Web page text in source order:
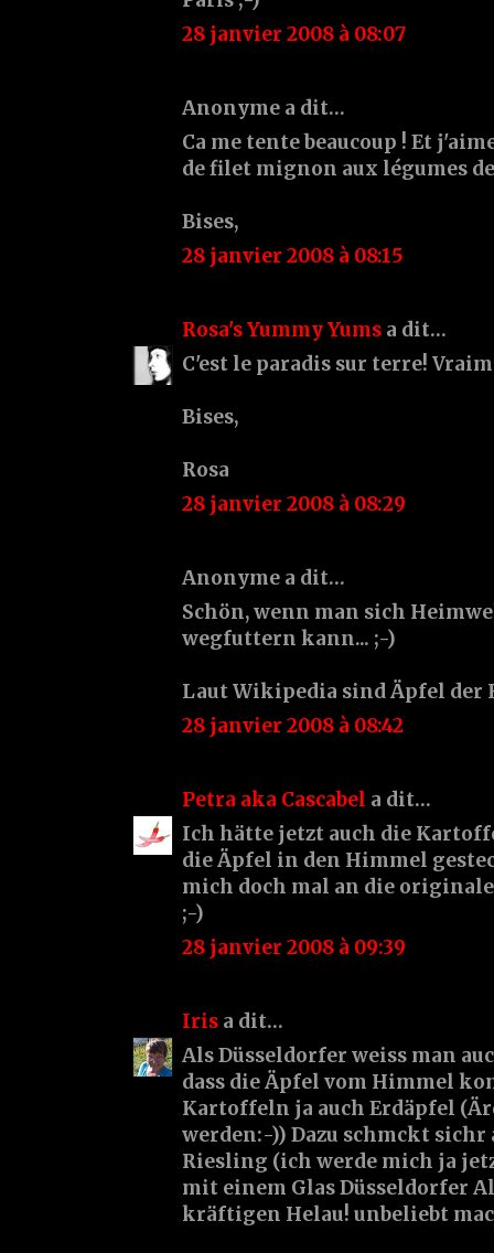
28 janvier 2008 à 08:07
Anonyme a dit…
Ca me tente beaucoup ! Et
de filet mignon aux légumes
Bises,
28 janvier 2008 à 08:15
Rosa's Yummy Yums a dit…
C'est le paradis sur terre!
Bises,
Rosa
28 janvier 2008 à 08:29
Anonyme a dit…
Schön, wenn man sich
wegfuttern kann... ;-)
Laut Wikipedia sind Äpfel der
28 janvier 2008 à 08:42
Petra aka Cascabel a dit…
Ich hätte jetzt auch die
die Äpfel in den Himmel
mich doch mal an die
;-)
28 janvier 2008 à 09:39
Iris a dit…
Als Düsseldorfer weiss man
dass die Äpfel vom Himmel
Kartoffeln ja auch Erdäpfel
werden:-)) Dazu schmckt
Riesling (ich werde mich ja
mit einem Glas Düsseldorfer
kräftigen Helau! unbeliebt